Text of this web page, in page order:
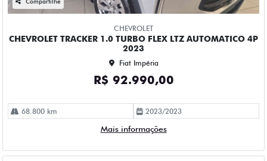
CHEVROLET
CHEVROLET TRACKER 1.0 TURBO FLEX LTZ AUTOMATICO 4P
2023
Fiat Impéria
R$ 92.990,00
68.800 km 2023/2023
Mais informações